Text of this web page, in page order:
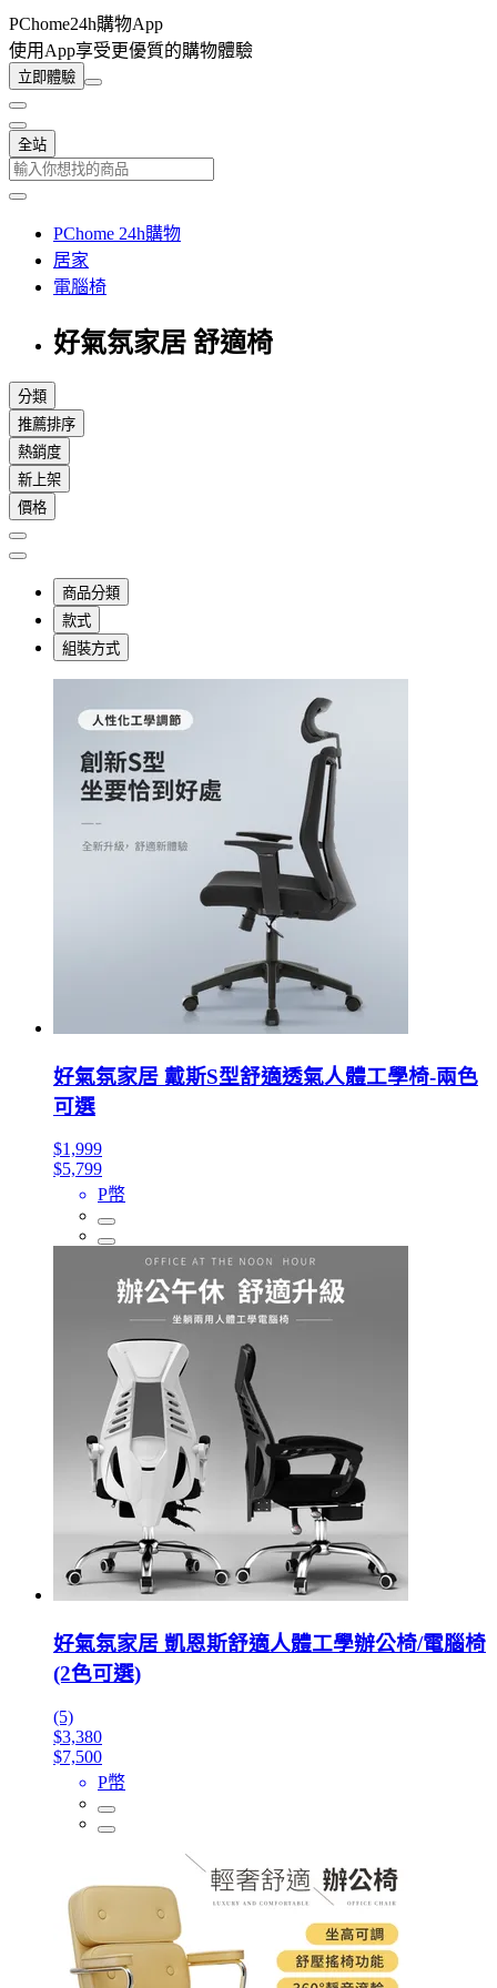
PChome24h購物App
使用App享受更優質的購物體驗
立即體驗
全站
PChome 24h購物
居家
電腦椅
好氣氛家居 舒適椅
分類
推薦排序
熱銷度
新上架
價格
商品分類
款式
組裝方式
好氣氛家居 戴斯S型舒適透氣人體工學椅-兩色
可選
$1,999
$5,799
P幣
好氣氛家居 凱恩斯舒適人體工學辦公椅/電腦椅
(2色可選)
(5)
$3,380
$7,500
P幣